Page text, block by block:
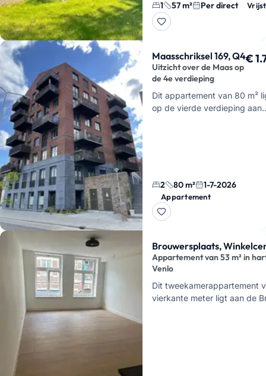
1 57 m² Per direct
Maasschriksel 169, Q4
Uitzicht over de Maas op
de 4e verdieping
€
Dit appartement van 80 m²
op de vierde verdieping aan
2 80 m² 1-7-2026
Appartement
Brouwersplaats,
Appartement van 53 m² in
Venlo
Dit tweekamerappartement
vierkante meter ligt aan de